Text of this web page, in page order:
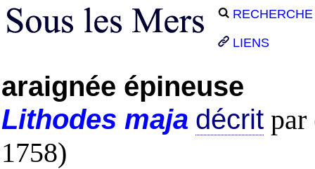
RECHERCHE
LIENS
araignée épineuse
Lithodes maja décrit par
1758)